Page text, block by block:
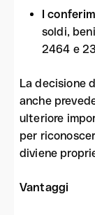
I
soldi,
2464 e
La decisione
anche
ulteriore
per
diviene
Vantaggi